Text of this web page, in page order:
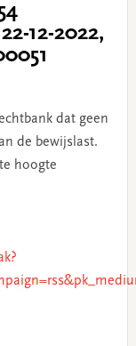
12-2022,
dat geen
de bewijslast.
hoogte